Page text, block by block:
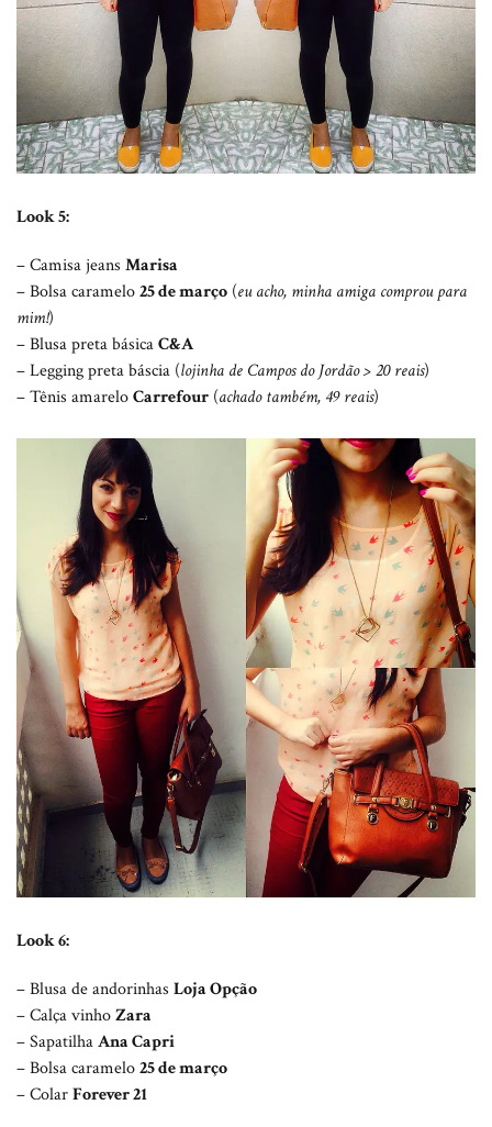
Look 5:
– Camisa jeans Marisa
– Bolsa caramelo25 de março (eu acho, minha amiga comprou para
mim!)
– Blusa preta básicaC&A
– Legging preta báscia (lojinha de Campos do Jordão > 20 reais)
– Tênis amareloCarrefour (achado também, 49 reais)
Look 6:
– Blusa de andorinhas Loja Opção
– Calça vinhoZara
– SapatilhaAna Capri
– Bolsa caramelo25 de março
– ColarForever 21